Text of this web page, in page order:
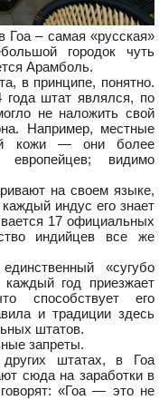
– самая «русская»
городок чуть
Арамболь.
в принципе, понятно.
штат являлся, по
не наложить свой
Например, местные
кожи — они более
видимо
на своем языке,
индус его знает
17 официальных
индийцев все же
«сугубо
год приезжает
способствует его
и традиции здесь
штатов.
запреты.
штатах, в Гоа
сюда на заработки в
говорят: «Гоа — это не